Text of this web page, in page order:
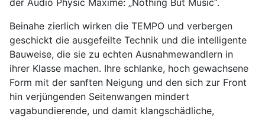
Beinahe zierlich wirken die TEMPO und verbergen
geschickt die ausgefeilte Technik und die intelligente
Bauweise, die sie zu echten Ausnahmewandlern in
ihrer Klasse machen. Ihre schlanke, hoch gewachsene
Form mit der sanften Neigung und den sich zur Front
hin verjüngenden Seitenwangen mindert
vagabundierende, und damit klangschädliche,